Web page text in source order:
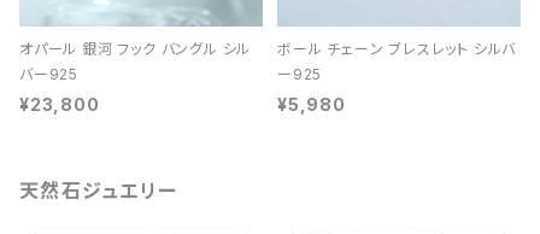
オパール 銀河 フック バングル シル
バー925
¥23,800
ボール チェーン ブレスレット シルバ
ー925
¥5,980
天然石ジュエリー